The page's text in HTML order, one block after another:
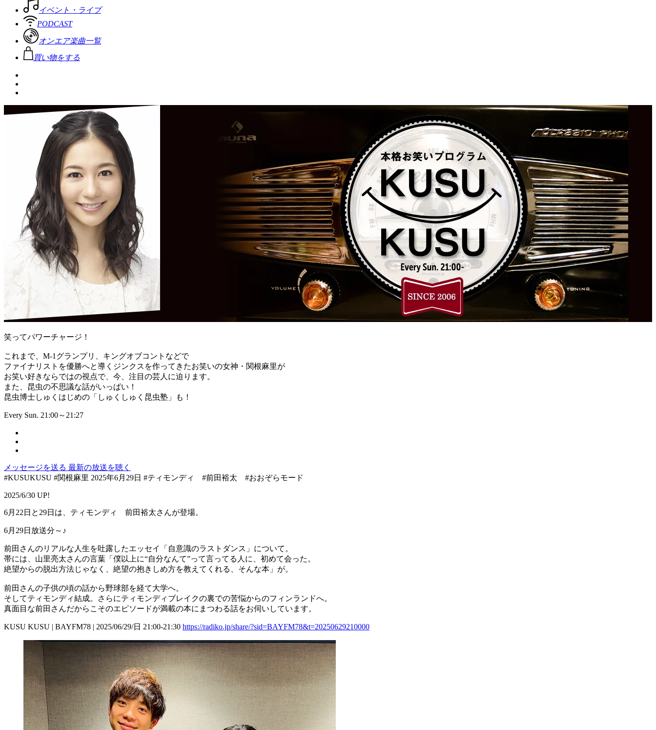
イベント・ライブ
PODCAST
オンエア楽曲一覧
買い物をする
笑ってパワーチャージ！
これまで、M-1グランプリ、キングオブコントなどで
ファイナリストを優勝へと導くジンクスを作ってきたお笑いの女神・関根麻里が
お笑い好きならではの視点で、今、注目の芸人に迫ります。
また、昆虫の不思議な話がいっぱい！
昆虫博士しゅくはじめの「しゅくしゅく昆虫塾」も！
Every Sun. 21:00～21:27
メッセージを送る 最新の放送を聴く
#KUSUKUSU #関根麻里 2025年6月29日 #ティモンディ #前田裕太 #おおぞらモード
2025/6/30 UP!
6月22日と29日は、ティモンディ 前田裕太さんが登場。
6月29日放送分～♪
前田さんのリアルな人生を吐露したエッセイ「自意識のラストダンス」について。
帯には、山里亮太さんの言葉「僕以上に“自分なんて”って言ってる人に、初めて会った。
絶望からの脱出方法じゃなく、絶望の抱きしめ方を教えてくれる、そんな本」が。
前田さんの子供の頃の話から野球部を経て大学へ。
そしてティモンディ結成。さらにティモンディブレイクの裏での苦悩からのフィンランドへ。
真面目な前田さんだからこそのエピソードが満載の本にまつわる話をお伺いしています。
KUSU KUSU | BAYFM78 | 2025/06/29/日 21:00-21:30 https://radiko.jp/share/?sid=BAYFM78&t=20250629210000